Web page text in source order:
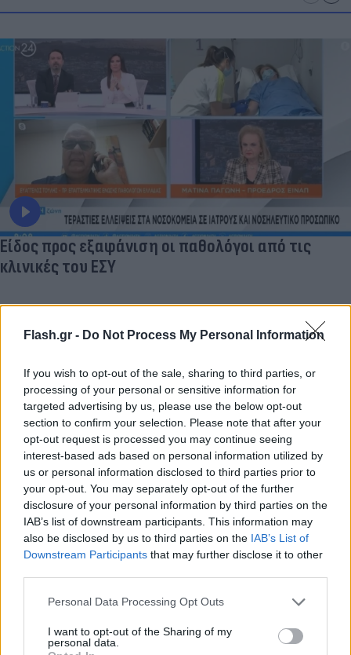
Flash.gr - Do Not Process My Personal Information
If you wish to opt-out of the sale, sharing to third parties, or
processing of your personal or sensitive information for
targeted advertising by us, please use the below opt-out
section to confirm your selection. Please note that after your
opt-out request is processed you may continue seeing
interest-based ads based on personal information utilized by
us or personal information disclosed to third parties prior to
your opt-out. You may separately opt-out of the further
disclosure of your personal information by third parties on the
IAB’s list of downstream participants. This information may
also be disclosed by us to third parties on the IAB’s List of
Downstream Participants that may further disclose it to other
Please note that this website/app uses one or more Google
not limited to your visit or usage behaviour. You may click to
grant or deny consent to Google and its third-party tags to
Personal Data Processing Opt Outs
I want to opt-out of the Sharing of my
personal data.
Είδος προς εξαφάνιση οι παθολόγοι από τις
κλινικές του ΕΣΥ
Lifestyle Videos